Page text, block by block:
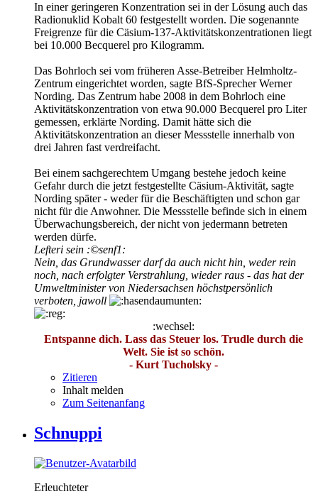
In einer geringeren Konzentration sei in der Lösung auch das
Radionuklid Kobalt 60 festgestellt worden. Die sogenannte
Freigrenze für die Cäsium-137-Aktivitätskonzentrationen liegt
bei 10.000 Becquerel pro Kilogramm.
Das Bohrloch sei vom früheren Asse-Betreiber Helmholtz-
Zentrum eingerichtet worden, sagte BfS-Sprecher Werner
Nording. Das Zentrum habe 2008 in dem Bohrloch eine
Aktivitätskonzentration von etwa 90.000 Becquerel pro Liter
gemessen, erklärte Nording. Damit hätte sich die
Aktivitätskonzentration an dieser Messstelle innerhalb von
drei Jahren fast verdreifacht.
Bei einem sachgerechtem Umgang bestehe jedoch keine
Gefahr durch die jetzt festgestellte Cäsium-Aktivität, sagte
Nording später - weder für die Beschäftigten und schon gar
nicht für die Anwohner. Die Messstelle befinde sich in einem
Überwachungsbereich, der nicht von jedermann betreten
werden dürfe.
Lefteri sein :©senf1:
Nein, das Grundwasser darf da auch nicht hin, weder rein
noch, nach erfolgter Verstrahlung, wieder raus - das hat der
Umweltminister von Niedersachsen höchstpersönlich
verboten, jawoll
:wechsel:
Entspanne dich. Lass das Steuer los. Trudle durch die
Welt. Sie ist so schön.
- Kurt Tucholsky -
Zitieren
Inhalt melden
Zum Seitenanfang
Schnuppi
Erleuchteter